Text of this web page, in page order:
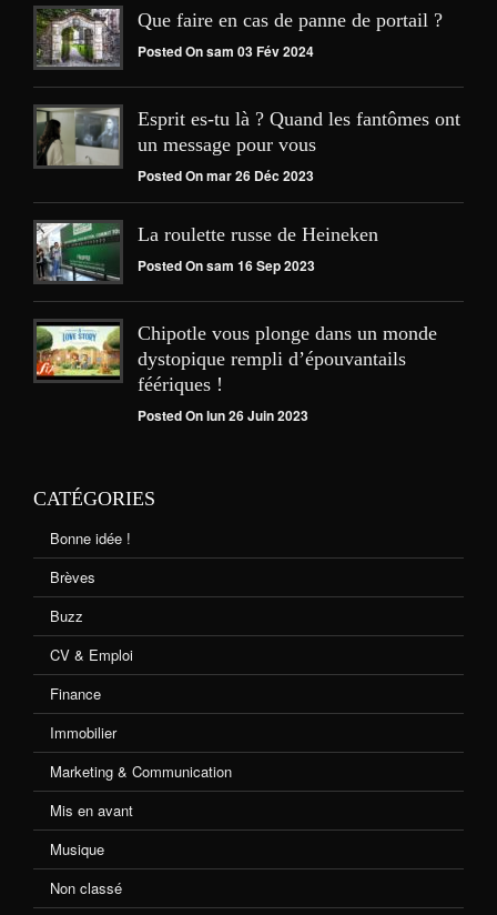
Que faire en cas de panne de portail ?
Posted On sam 03 Fév 2024
Esprit es-tu là ? Quand les fantômes ont
un message pour vous
Posted On mar 26 Déc 2023
La roulette russe de Heineken
Posted On sam 16 Sep 2023
Chipotle vous plonge dans un monde
dystopique rempli d’épouvantails
féériques !
Posted On lun 26 Juin 2023
CATÉGORIES
Bonne idée !
Brèves
Buzz
CV & Emploi
Finance
Immobilier
Marketing & Communication
Mis en avant
Musique
Non classé